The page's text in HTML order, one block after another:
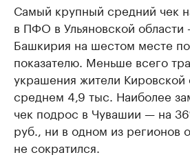
Самый крупный средний чек
в ПФО в Ульяновской
Башкирия на шестом месте
показателю. Меньше всего
украшения жители Кировской
среднем 4,9 тыс. Наиболее
чек подрос в Чувашии — на
руб., ни в одном из регионов
не сократился.